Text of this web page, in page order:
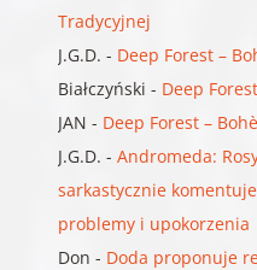
Tradycyjnej
J.G.D. - Deep Forest –
Białczyński - Deep
JAN - Deep Forest –
J.G.D. - Andromeda:
sarkastycznie
problemy i upokorzenia
Don - Doda proponuje